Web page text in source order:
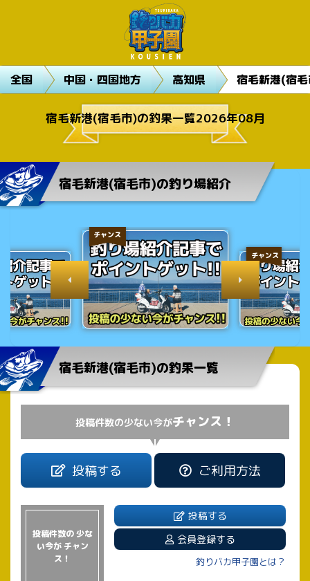
全国 中国・四国地方 高知県 宿毛新港(宿
宿毛新港(宿毛市)の釣果一覧2026年08月
宿毛新港(宿毛市)の釣り場紹介
チャンス
チャンス
宿毛新港(宿毛市)の釣果一覧
投稿件数の少ない今がチャンス！
投稿する ご利用方法
投稿件数の 少な
い今が チャン
ス！
投稿する
会員登録する
釣りバカ甲子園とは？